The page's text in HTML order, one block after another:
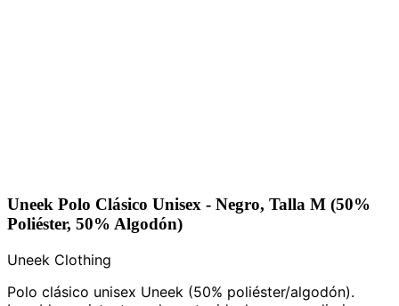
Uneek Polo Clásico Unisex - Negro, Talla M (50%
Poliéster, 50% Algodón)
Uneek Clothing
Polo clásico unisex Uneek (50% poliéster/algodón).